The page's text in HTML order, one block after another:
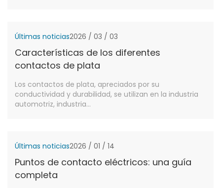
Últimas noticias2026 / 03 / 03
Características de los diferentes
contactos de plata
Los contactos de plata, apreciados por su
conductividad y durabilidad, se utilizan en la industria
automotriz, industria...
Últimas noticias2026 / 01 / 14
Puntos de contacto eléctricos: una guía
completa